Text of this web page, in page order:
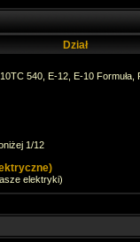
Dział
540, E-12, E-10 Formuła,
1/12
elektryki)